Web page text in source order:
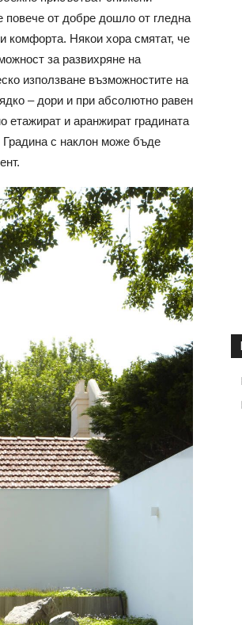
повече от добре дошло от гледна
комфорта. Някои хора смятат, че
за развихряне на
използване възможностите на
– дори и при абсолютно равен
етажират и аранжират градината
Градина с наклон може бъде